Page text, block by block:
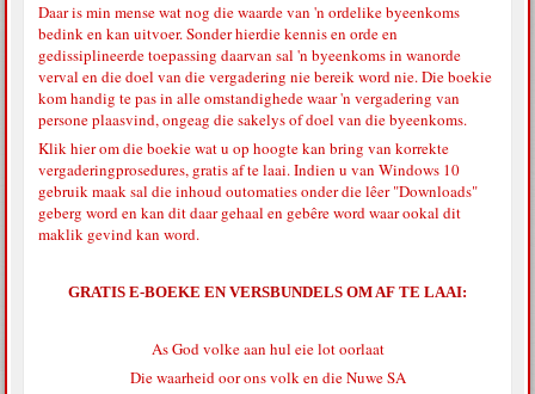
Daar is min mense wat nog die waarde van 'n ordelike byeenkoms
bedink en kan uitvoer. Sonder hierdie kennis en orde en
gedissiplineerde toepassing daarvan sal 'n byeenkoms in wanorde
verval en die doel van die vergadering nie bereik word nie. Die boekie
kom handig te pas in alle omstandighede waar 'n vergadering van
persone plaasvind, ongeag die sakelys of doel van die byeenkoms.
Klik hierom die boekie wat u op hoogte kan bring van korrekte
vergaderingprosedures, gratis af te laai. Indien u van Windows 10
gebruik maak sal die inhoud outomaties onder die lêer "Downloads"
geberg word en kan dit daar gehaal en gebêre word waar ookal dit
maklik gevind kan word.
GRATIS E-BOEKE EN VERSBUNDELS OM AF TE LAAI:
As God volke aan hul eie lot oorlaat
Die waarheid oor ons volk en die Nuwe SA